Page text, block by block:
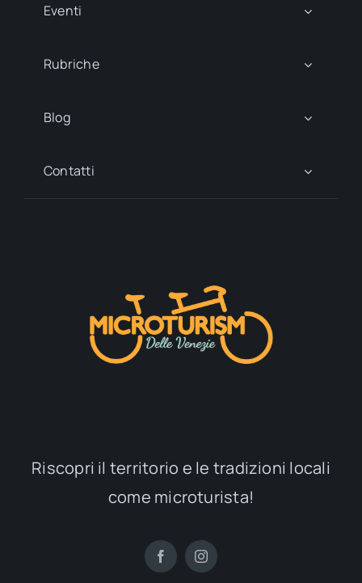
Eventi
Rubriche
Blog
Contatti
Riscopri il territorio e le tradizioni locali
come microturista!